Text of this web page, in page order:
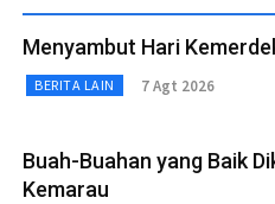
Menyambut Hari
BERITA LAIN 7 Agt 2026
Buah-Buahan yang Baik
Kemarau